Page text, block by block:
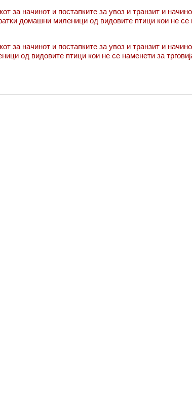
за начинот и постапките за увоз и транзит и
домашни миленици од видовите птици кои не се
за начинот и постапките за увоз и транзит и
од видовите птици кои не се наменети за